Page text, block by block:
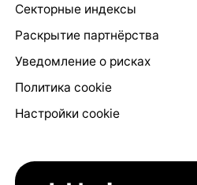
Секторные индексы
Раскрытие партнёрства
Уведомление о рисках
Политика cookie
Настройки cookie